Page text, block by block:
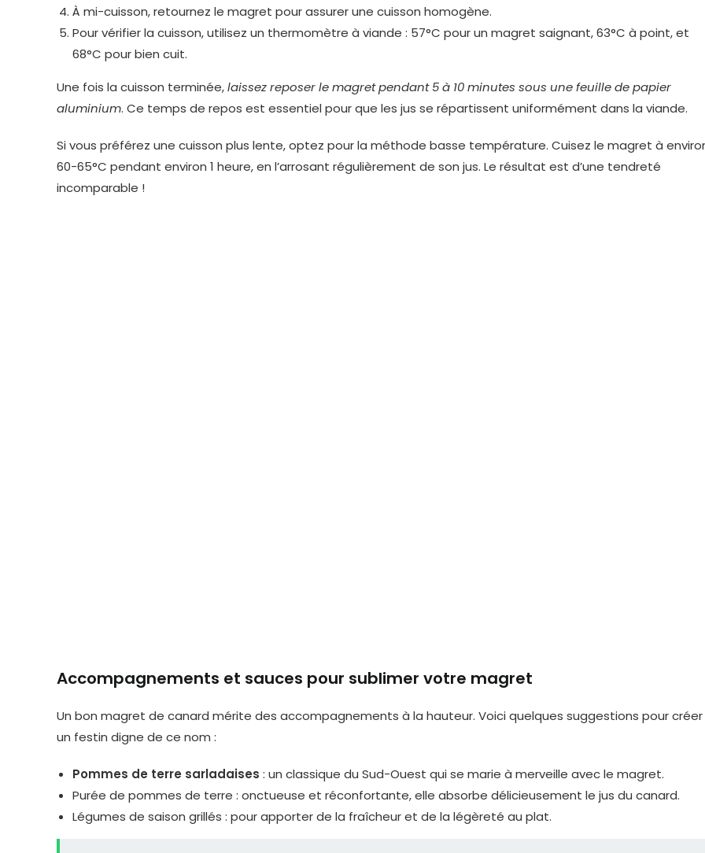
À mi-cuisson, retournez le magret pour assurer une cuisson homogène.
Pour vérifier la cuisson, utilisez un thermomètre à viande : 57°C pour un magret saignant, 63°C à point, et
68°C pour bien cuit.
Une fois la cuisson terminée,laissez reposer le magret pendant 5 à 10 minutes sous une feuille de papier
aluminium. Ce temps de repos est essentiel pour que les jus se répartissent uniformément dans la viande.
Si vous préférez une cuisson plus lente, optez pour la méthode basse température. Cuisez le magret à
60-65°C pendant environ 1 heure, en l’arrosant régulièrement de son jus. Le résultat est d’une tendreté
incomparable !
Accompagnements et sauces pour sublimer votre magret
Un bon magret de canard mérite des accompagnements à la hauteur. Voici quelques suggestions pour créer
un festin digne de ce nom :
Pommes de terre sarladaises : un classique du Sud-Ouest qui se marie à merveille avec le magret.
Purée de pommes de terre : onctueuse et réconfortante, elle absorbe délicieusement le jus du canard.
Légumes de saison grillés : pour apporter de la fraîcheur et de la légèreté au plat.